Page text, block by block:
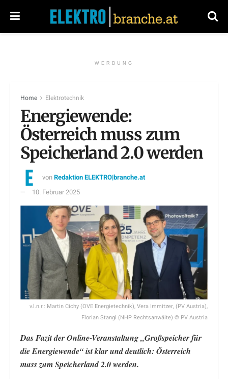
WERBUNG
Home Elektrotechnik
Energiewende:
Österreich muss zum
Speicherland 2.0 werden
vonRedaktion ELEKTRO|branche.at
10. Februar 2025
v.l.n.r.: Martin Cichy (OVE Energietechnik), Vera Immitzer, (PV Austria),
Florian Stangl (NHP Rechtsanwälte) © PV Austria
Das Fazit der Online-Veranstaltung „Großspeicher für
die Energiewende“ ist klar und deutlich: Österreich
muss zum Speicherland 2.0 werden.